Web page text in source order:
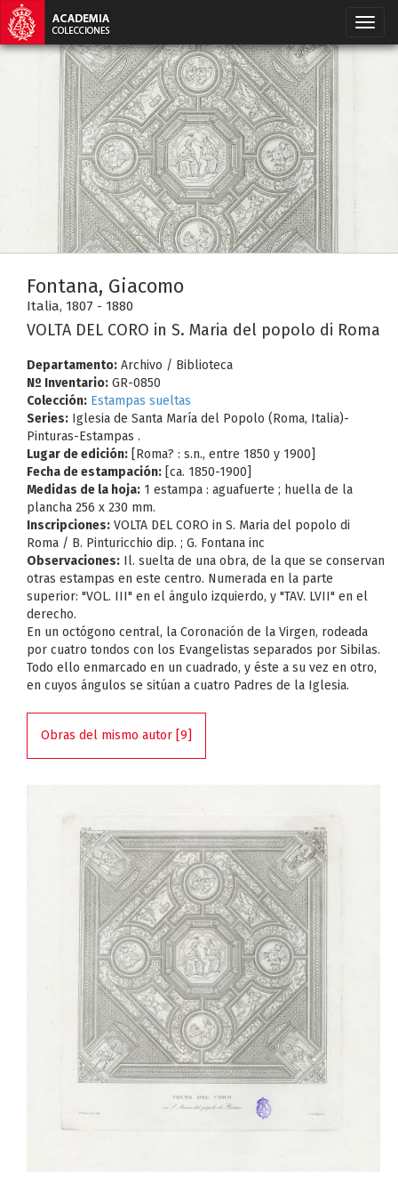
Fontana, Giacomo
Italia, 1807 - 1880
VOLTA DEL CORO in S. Maria del popolo di Roma
Departamento: Archivo / Biblioteca
Nº Inventario: GR-0850
Colección: Estampas sueltas
Series: Iglesia de Santa María del Popolo (Roma, Italia)-
Pinturas-Estampas .
Lugar de edición: [Roma? : s.n., entre 1850 y 1900]
Fecha de estampación: [ca. 1850-1900]
Medidas de la hoja: 1 estampa : aguafuerte ; huella de la
plancha 256 x 230 mm.
Inscripciones: VOLTA DEL CORO in S. Maria del popolo di
Roma / B. Pinturicchio dip. ; G. Fontana inc
Observaciones: Il. suelta de una obra, de la que se conservan
otras estampas en este centro. Numerada en la parte
superior: "VOL. III" en el ángulo izquierdo, y "TAV. LVII" en el
derecho.
En un octógono central, la Coronación de la Virgen, rodeada
por cuatro tondos con los Evangelistas separados por Sibilas.
Todo ello enmarcado en un cuadrado, y éste a su vez en otro,
en cuyos ángulos se sitúan a cuatro Padres de la Iglesia.
Obras del mismo autor [9]